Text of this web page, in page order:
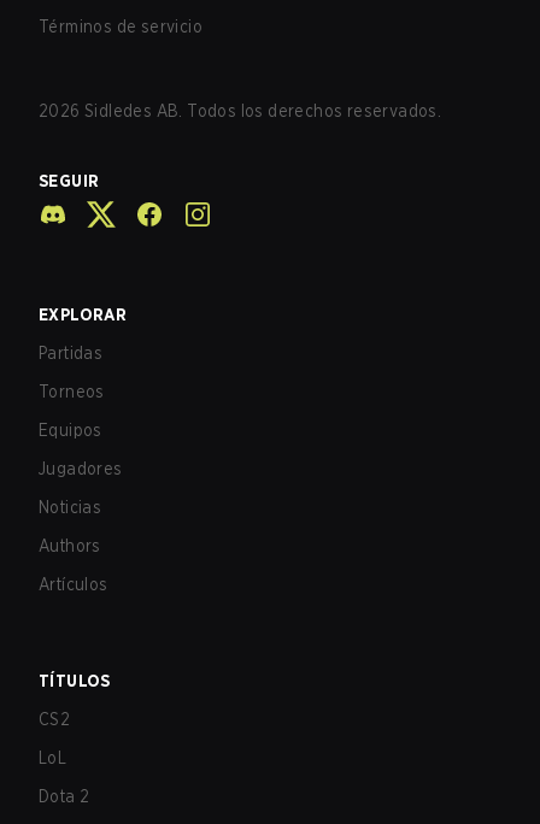
Términos de servicio
2026 Sidledes AB. Todos los derechos reservados.
SEGUIR
EXPLORAR
Partidas
Torneos
Equipos
Jugadores
Noticias
Authors
Artículos
TÍTULOS
CS2
LoL
Dota 2